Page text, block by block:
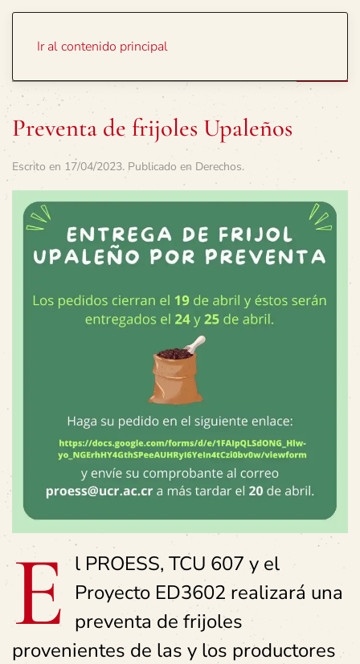
Ir al contenido principal
Preventa de frijoles Upaleños
Escrito en 17/04/2023. Publicado en Derechos.
E l PROESS, TCU 607 y el
Proyecto ED3602 realizará una
preventa de frijoles
provenientes de las y los productores